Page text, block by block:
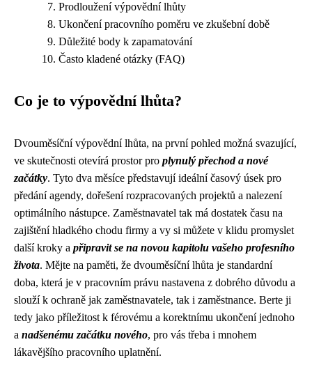
Prodloužení výpovědní lhůty
Ukončení pracovního poměru ve zkušební době
Důležité body k zapamatování
Často kladené otázky (FAQ)
Co je to výpovědní lhůta?
Dvouměsíční výpovědní lhůta, na první pohled možná svazující,
ve skutečnosti otevírá prostor pro plynulý přechod a nové
začátky. Tyto dva měsíce představují ideální časový úsek pro
předání agendy, dořešení rozpracovaných projektů a nalezení
optimálního nástupce. Zaměstnavatel tak má dostatek času na
zajištění hladkého chodu firmy a vy si můžete v klidu promyslet
další kroky a připravit se na novou kapitolu vašeho profesního
života. Mějte na paměti, že dvouměsíční lhůta je standardní
doba, která je v pracovním právu nastavena z dobrého důvodu a
slouží k ochraně jak zaměstnavatele, tak i zaměstnance. Berte ji
tedy jako příležitost k férovému a korektnímu ukončení jednoho
a nadšenému začátku nového, pro vás třeba i mnohem
lákavějšího pracovního uplatnění.